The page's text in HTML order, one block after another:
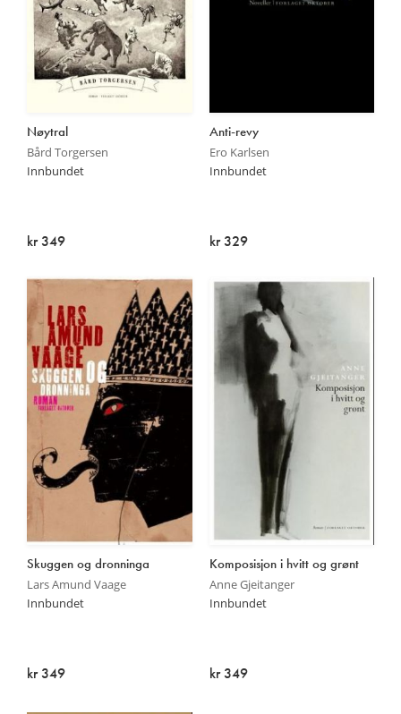
Nøytral
Bård Torgersen
Innbundet
kr 349
Anti-revy
Ero Karlsen
Innbundet
kr 329
Skuggen og dronninga
Lars Amund Vaage
Innbundet
kr 349
Komposisjon i hvitt og grønt
Anne Gjeitanger
Innbundet
kr 349